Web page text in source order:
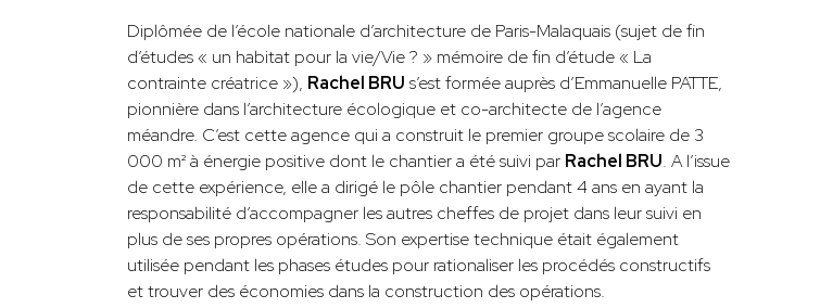
Diplômée de l’école nationale d’architecture de Paris-Malaquais (sujet de fin
d’études « un habitat pour la vie/Vie ? » mémoire de fin d’étude « La
contrainte créatrice »), Rachel BRU s’est formée auprès d’Emmanuelle PATTE,
pionnière dans l’architecture écologique et co-architecte de l’agence
méandre. C’est cette agence qui a construit le premier groupe scolaire de 3
000 m² à énergie positive dont le chantier a été suivi par Rachel BRU. A l’issue
de cette expérience, elle a dirigé le pôle chantier pendant 4 ans en ayant la
responsabilité d’accompagner les autres cheffes de projet dans leur suivi en
plus de ses propres opérations. Son expertise technique était également
utilisée pendant les phases études pour rationaliser les procédés constructifs
et trouver des économies dans la construction des opérations.